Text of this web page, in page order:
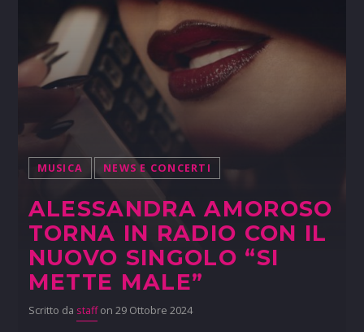
MUSICA NEWS E CONCERTI
ALESSANDRA AMOROSO
TORNA IN RADIO CON IL
NUOVO SINGOLO “SI
METTE MALE”
Scritto da staffon 29 Ottobre 2024